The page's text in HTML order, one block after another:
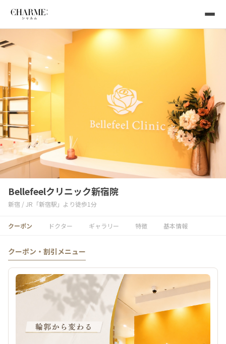
Bellefeelクリニック新宿院
新宿 / JR「新宿駅」より徒歩1分
クーポン ドクター ギャラリー 特徴 基本情報
クーポン・割引メニュー